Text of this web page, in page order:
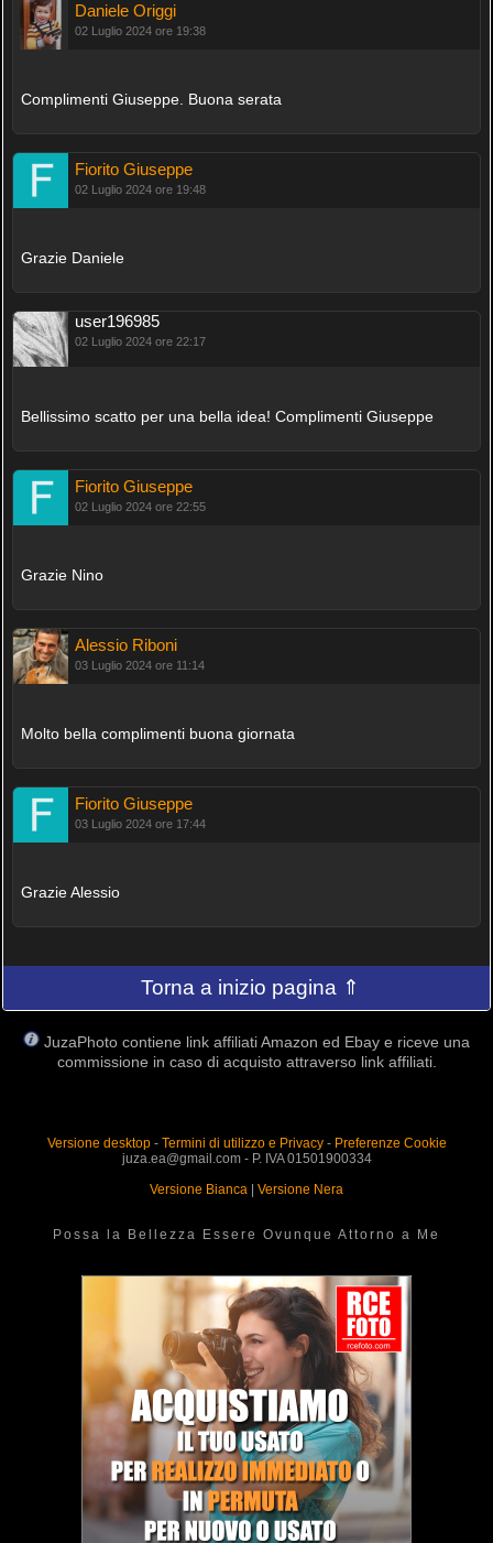
Daniele Origgi
02 Luglio 2024 ore 19:38
Complimenti Giuseppe. Buona serata
Fiorito Giuseppe
02 Luglio 2024 ore 19:48
Grazie Daniele
user196985
02 Luglio 2024 ore 22:17
Bellissimo scatto per una bella idea! Complimenti Giuseppe
Fiorito Giuseppe
02 Luglio 2024 ore 22:55
Grazie Nino
Alessio Riboni
03 Luglio 2024 ore 11:14
Molto bella complimenti buona giornata
Fiorito Giuseppe
03 Luglio 2024 ore 17:44
Grazie Alessio
Torna a inizio pagina ⇑
JuzaPhoto contiene link affiliati Amazon ed Ebay e riceve una
commissione in caso di acquisto attraverso link affiliati.
Versione desktop- Termini di utilizzo e Privacy- Preferenze Cookie
juza.ea@gmail.com - P. IVA 01501900334
Versione Bianca
Versione Nera
Possa la Bellezza Essere Ovunque Attorno a Me